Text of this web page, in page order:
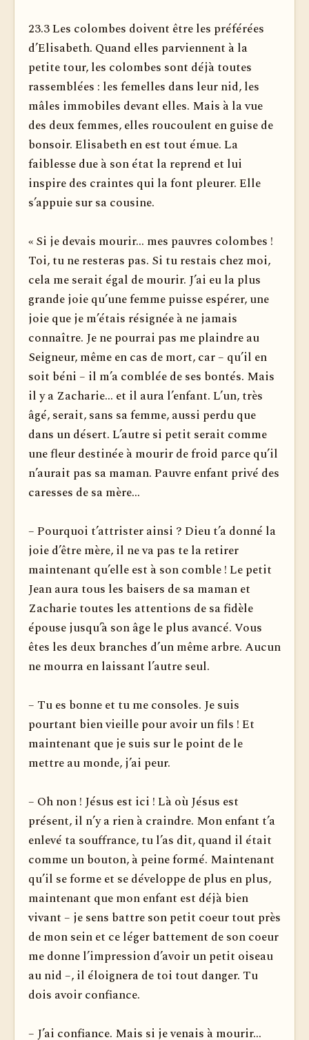
23.3 Les colombes doivent être les préférées
d’Elisabeth. Quand elles parviennent à la
petite tour, les colombes sont déjà toutes
rassemblées : les femelles dans leur nid, les
mâles immo­biles devant elles. Mais à la vue
des deux femmes, elles rou­coulent en guise de
bonsoir. Elisabeth en est tout émue. La
faiblesse due à son état la reprend et lui
inspire des craintes qui la font pleurer. Elle
s’appuie sur sa cousine.
« Si je devais mourir... mes pauvres colombes !
Toi, tu ne resteras pas. Si tu restais chez moi,
cela me serait égal de mourir. J’ai eu la plus
grande joie qu’une femme puisse espérer, une
joie que je m’étais résignée à ne jamais
connaître. Je ne pourrai pas me plaindre au
Seigneur, même en cas de mort, car – qu’il en
soit béni – il m’a comblée de ses bontés. Mais
il y a Zacharie... et il aura l’enfant. L’un, très
âgé, serait, sans sa femme, aussi perdu que
dans un désert. L’autre si petit serait comme
une fleur destinée à mourir de froid parce qu’il
n’aurait pas sa maman. Pauvre enfant privé des
caresses de sa mère...
– Pourquoi t’attrister ainsi ? Dieu t’a donné la
joie d’être mère, il ne va pas te la retirer
maintenant qu’elle est à son comble ! Le petit
Jean aura tous les baisers de sa maman et
Zacharie toutes les attentions de sa fidèle
épouse jusqu’à son âge le plus avancé. Vous
êtes les deux branches d’un même arbre. Aucun
ne mourra en laissant l’autre seul.
– Tu es bonne et tu me consoles. Je suis
pourtant bien vieille pour avoir un fils ! Et
maintenant que je suis sur le point de le
mettre au monde, j’ai peur.
– Oh non ! Jésus est ici ! Là où Jésus est
présent, il n’y a rien à craindre. Mon enfant t’a
enlevé ta souffrance, tu l’as dit, quand il était
comme un bouton, à peine formé. Maintenant
qu’il se forme et se développe de plus en plus,
maintenant que mon enfant est déjà bien
vivant – je sens battre son petit coeur tout près
de mon sein et ce léger battement de son coeur
me donne l’impression d’avoir un petit oiseau
au nid –, il éloignera de toi tout danger. Tu
dois avoir confiance.
– J’ai confiance. Mais si je venais à mourir...